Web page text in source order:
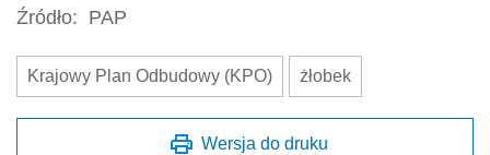
Źródło: PAP
Krajowy Plan Odbudowy (KPO) żłobek
Wersja do druku